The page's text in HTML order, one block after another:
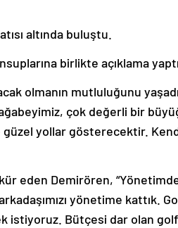
altında buluştu.
birlikte açıklama
olmanın mutluluğunu
çok değerli bir
yollar gösterecektir.
eden Demirören,
yönetime kattık.
istiyoruz. Bütçesi dar olan